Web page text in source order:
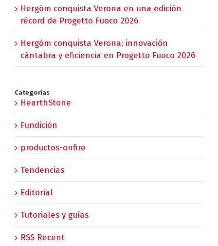
Hergóm conquista Verona en una edición
récord de Progetto Fuoco 2026
Hergóm conquista Verona: innovación
cántabra y eficiencia en Progetto Fuoco 2026
Categorías
HearthStone
Fundición
productos-onfire
Tendencias
Editorial
Tutoriales y guías
RSS Recent